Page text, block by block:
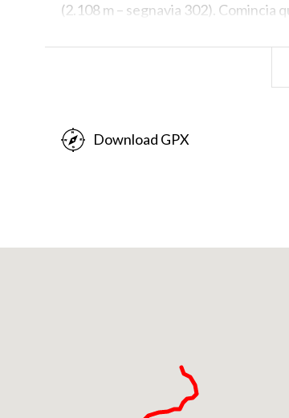
(2.108 m – segnavia 302).
Camoscio (2.719 m) dove inizia la via
Download GPX